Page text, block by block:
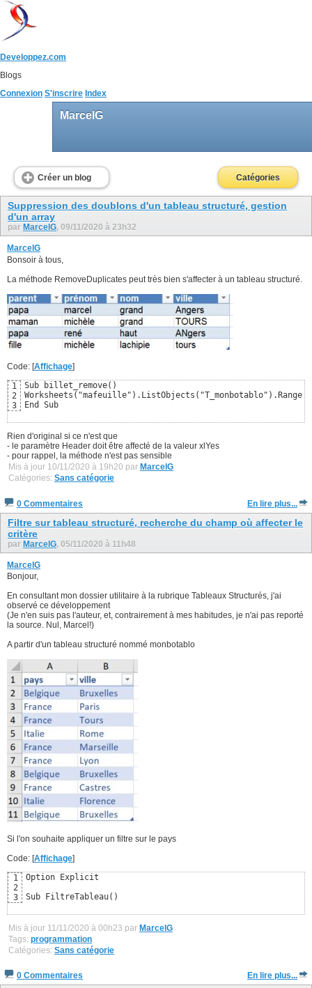
Developpez.com
Blogs
Connexion S'inscrire Index
MarcelG
Créer un blog Catégories
Suppression des doublons d'un tableau structuré, gestion
d'un array
par MarcelG, 09/11/2020 à 23h32
MarcelG
Bonsoir à tous,
La méthode RemoveDuplicates peut très bien s'affecter à un tableau structuré.
Code: [Affichage]
1
2
3
Sub billet_remove()
End Sub
Rien d'original si ce n'est que
- le paramètre Header doit être affecté de la valeur xlYes
- pour rappel, la méthode n'est pas sensible
Mis à jour 10/11/2020 à 19h20 par MarcelG
Catégories: Sans catégorie
0 Commentaires En lire plus...
Filtre sur tableau structuré, recherche du champ où affecter le
critère
par MarcelG, 05/11/2020 à 11h48
MarcelG
Bonjour,
En consultant mon dossier utilitaire à la rubrique Tableaux Structurés, j'ai
observé ce développement
(Je n'en suis pas l'auteur, et, contrairement à mes habitudes, je n'ai pas reporté
la source. Nul, Marcel!)
A partir d'un tableau structuré nommé monbotablo
Si l'on souhaite appliquer un filtre sur le pays
Code: [Affichage]
1
2
3
Option Explicit
Sub FiltreTableau()
Mis à jour 11/11/2020 à 00h23 par MarcelG
Tags: programmation
Catégories: Sans catégorie
0 Commentaires En lire plus...